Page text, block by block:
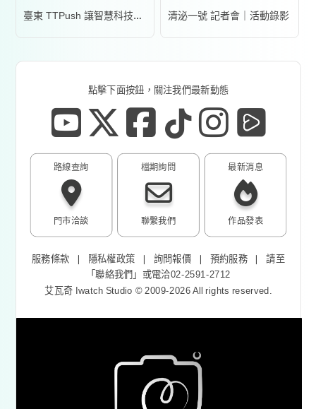
臺東 TTPush 讓智慧科技更有溫度 | 形象影片 清泌一號 記者會｜活動錄影
點擊下面按鈕，關注我們最新動態
路線查詢
門市洽談
最新消息
作品發表
檔期詢問
聯繫我們
服務條款 ❘ 隱私權政策 ❘詢問報價 ❘預約服務 ❘請至
「聯絡我們 」或電洽02-2591-2712
艾瓦奇 Iwatch Studio © 2009-2026 All rights reserved.